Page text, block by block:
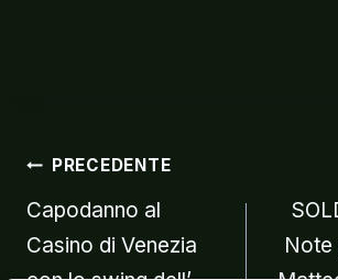
PRECEDENTE
Capodanno al
Casino di Venezia
Note